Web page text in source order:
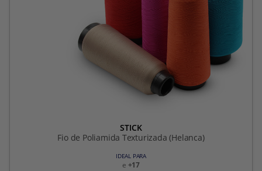
STICK
Fio de Poliamida Texturizada (Helanca)
IDEAL PARA
e +17